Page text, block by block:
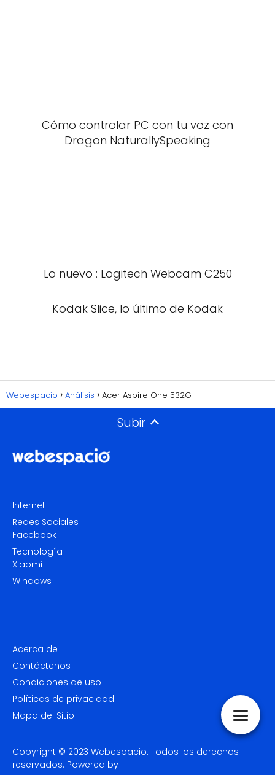
Cómo controlar PC con tu voz con
Dragon NaturallySpeaking
Lo nuevo : Logitech Webcam C250
Kodak Slice, lo último de Kodak
Webespacio Análisis Acer Aspire One 532G
Subir
Internet
Redes Sociales
Facebook
Tecnología
Xiaomi
Windows
Acerca de
Contáctenos
Condiciones de uso
Políticas de privacidad
Mapa del Sitio
Copyright © 2023 Webespacio. Todos los derechos
reservados. Powered by